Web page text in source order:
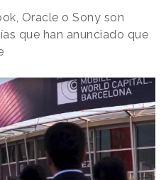
Oracle o Sony son
que han anunciado que